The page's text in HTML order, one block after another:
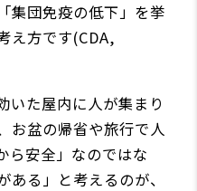
集団免疫の低下」を挙
え方です(CDA,
いた屋内に人が集まり
お盆の帰省や旅行で人
ら安全」なのではな
る」と考えるのが、